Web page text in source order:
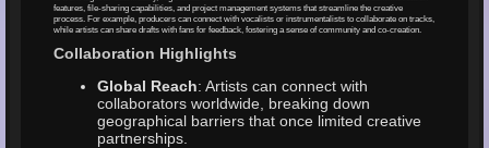
features, file-sharing capabilities, and project management systems that streamline the creative
process. For example, producers can connect with vocalists or instrumentalists to collaborate on tracks,
while artists can share drafts with fans for feedback, fostering a sense of community and co-creation.
Collaboration Highlights
Global Reach: Artists can connect with
collaborators worldwide, breaking down
geographical barriers that once limited creative
partnerships.